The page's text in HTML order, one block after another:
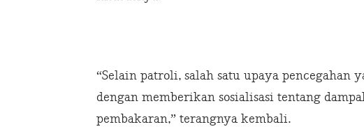
“Selain patroli, salah satu upaya pencegahan
dengan memberikan sosialisasi tentang
pembakaran,” terangnya kembali.